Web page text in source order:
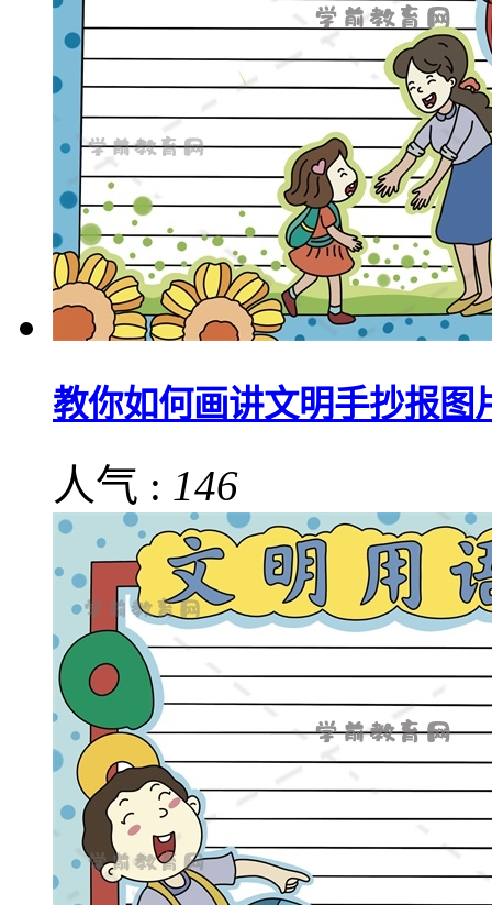
教你如何画讲文明手抄报图
人气 : 146